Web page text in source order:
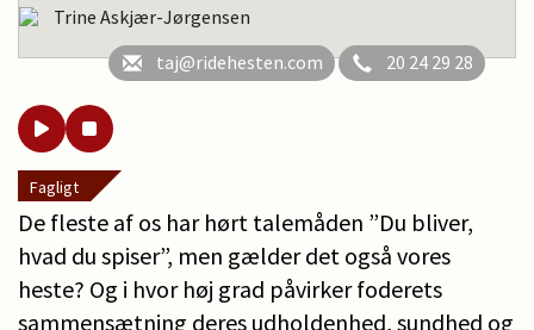
Trine Askjær-Jørgensen
taj@ridehesten.com
20 24 29 28
Fagligt
De fleste af os har hørt talemåden ”Du bliver,
hvad du spiser”, men gælder det også vores
heste? Og i hvor høj grad påvirker foderets
sammensætning deres udholdenhed, sundhed og